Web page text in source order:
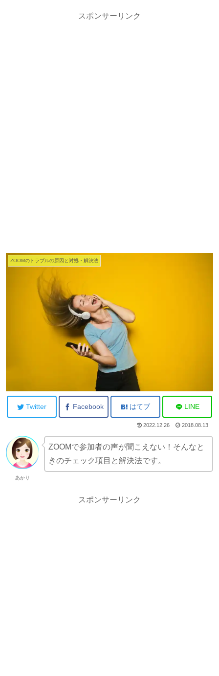
スポンサーリンク
ZOOMのトラブルの原因と対処・解決法
Twitter Facebook はてブ LINE
2022.12.26 2018.08.13
あかり
ZOOMで参加者の声が聞こえない！そんなと
きのチェック項目と解決法です。
スポンサーリンク